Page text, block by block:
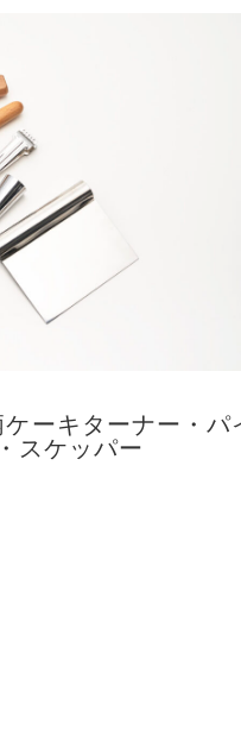
ーキターナー・パ
スケッパー